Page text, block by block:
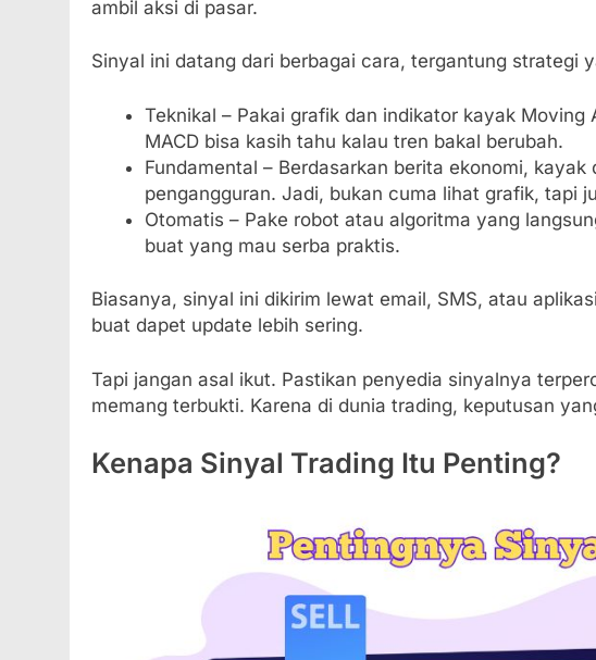
ambil aksi di pasar.
Sinyal ini datang dari berbagai cara, tergantung strategi
Teknikal – Pakai grafik dan indikator kayak Moving
MACD bisa kasih tahu kalau tren bakal berubah.
Fundamental – Berdasarkan berita ekonomi,
pengangguran. Jadi, bukan cuma lihat grafik, tapi
Otomatis – Pake robot atau algoritma yang
buat yang mau serba praktis.
Biasanya, sinyal ini dikirim lewat email, SMS, atau
buat dapet update lebih sering.
Tapi jangan asal ikut. Pastikan penyedia sinyalnya
memang terbukti. Karena di dunia trading, keputusan
Kenapa Sinyal Trading Itu Penting?